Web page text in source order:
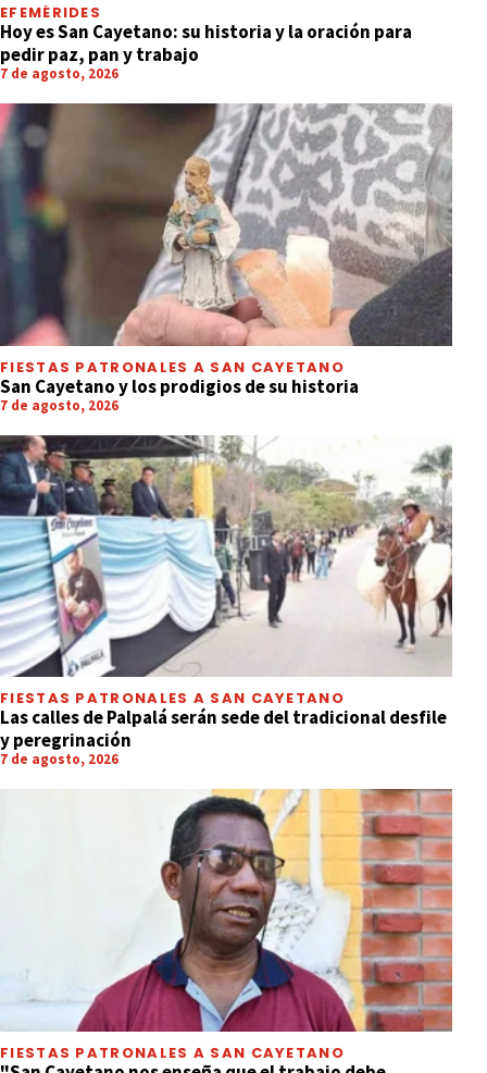
EFEMÉRIDES
Hoy es San Cayetano: su historia y la oración para
pedir paz, pan y trabajo
7 de agosto, 2026
FIESTAS PATRONALES A SAN CAYETANO
San Cayetano y los prodigios de su historia
7 de agosto, 2026
FIESTAS PATRONALES A SAN CAYETANO
Las calles de Palpalá serán sede del tradicional desfile
y peregrinación
7 de agosto, 2026
FIESTAS PATRONALES A SAN CAYETANO